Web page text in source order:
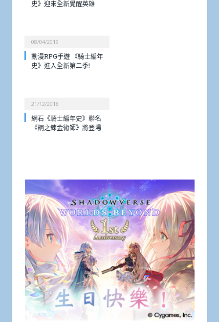
史》迎來全新覺醒英雄
08/04/2019
動漫RPG手遊 《騎士編年
史》進入全新第二季!
21/12/2018
網石《騎士編年史》聯名
《鋼之鍊金術師》將登場